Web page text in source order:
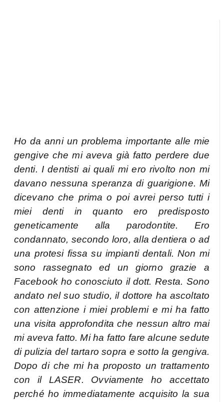
Ho da anni un problema importante alle mie
gengive che mi aveva già fatto perdere due
denti. I dentisti ai quali mi ero rivolto non mi
davano nessuna speranza di guarigione. Mi
dicevano che prima o poi avrei perso tutti i
miei denti in quanto ero predisposto
geneticamente alla parodontite. Ero
condannato, secondo loro, alla dentiera o ad
una protesi fissa su impianti dentali. Non mi
sono rassegnato ed un giorno grazie a
Facebook ho conosciuto il dott. Resta. Sono
andato nel suo studio, il dottore ha ascoltato
con attenzione i miei problemi e mi ha fatto
una visita approfondita che nessun altro mai
mi aveva fatto. Mi ha fatto fare alcune sedute
di pulizia del tartaro sopra e sotto la gengiva.
Dopo di che mi ha proposto un trattamento
con il LASER. Ovviamente ho accettato
perché ho immediatamente acquisito la sua